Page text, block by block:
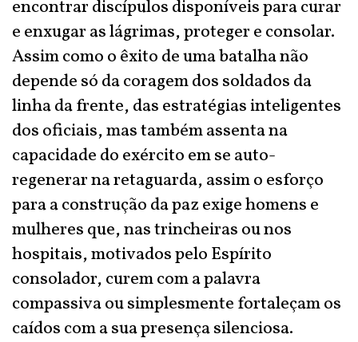
encontrar discípulos disponíveis para curar
e enxugar as lágrimas, proteger e consolar.
Assim como o êxito de uma batalha não
depende só da coragem dos soldados da
linha da frente, das estratégias inteligentes
dos oficiais, mas também assenta na
capacidade do exército em se auto-
regenerar na retaguarda, assim o esforço
para a construção da paz exige homens e
mulheres que, nas trincheiras ou nos
hospitais, motivados pelo Espírito
consolador, curem com a palavra
compassiva ou simplesmente fortaleçam os
caídos com a sua presença silenciosa.